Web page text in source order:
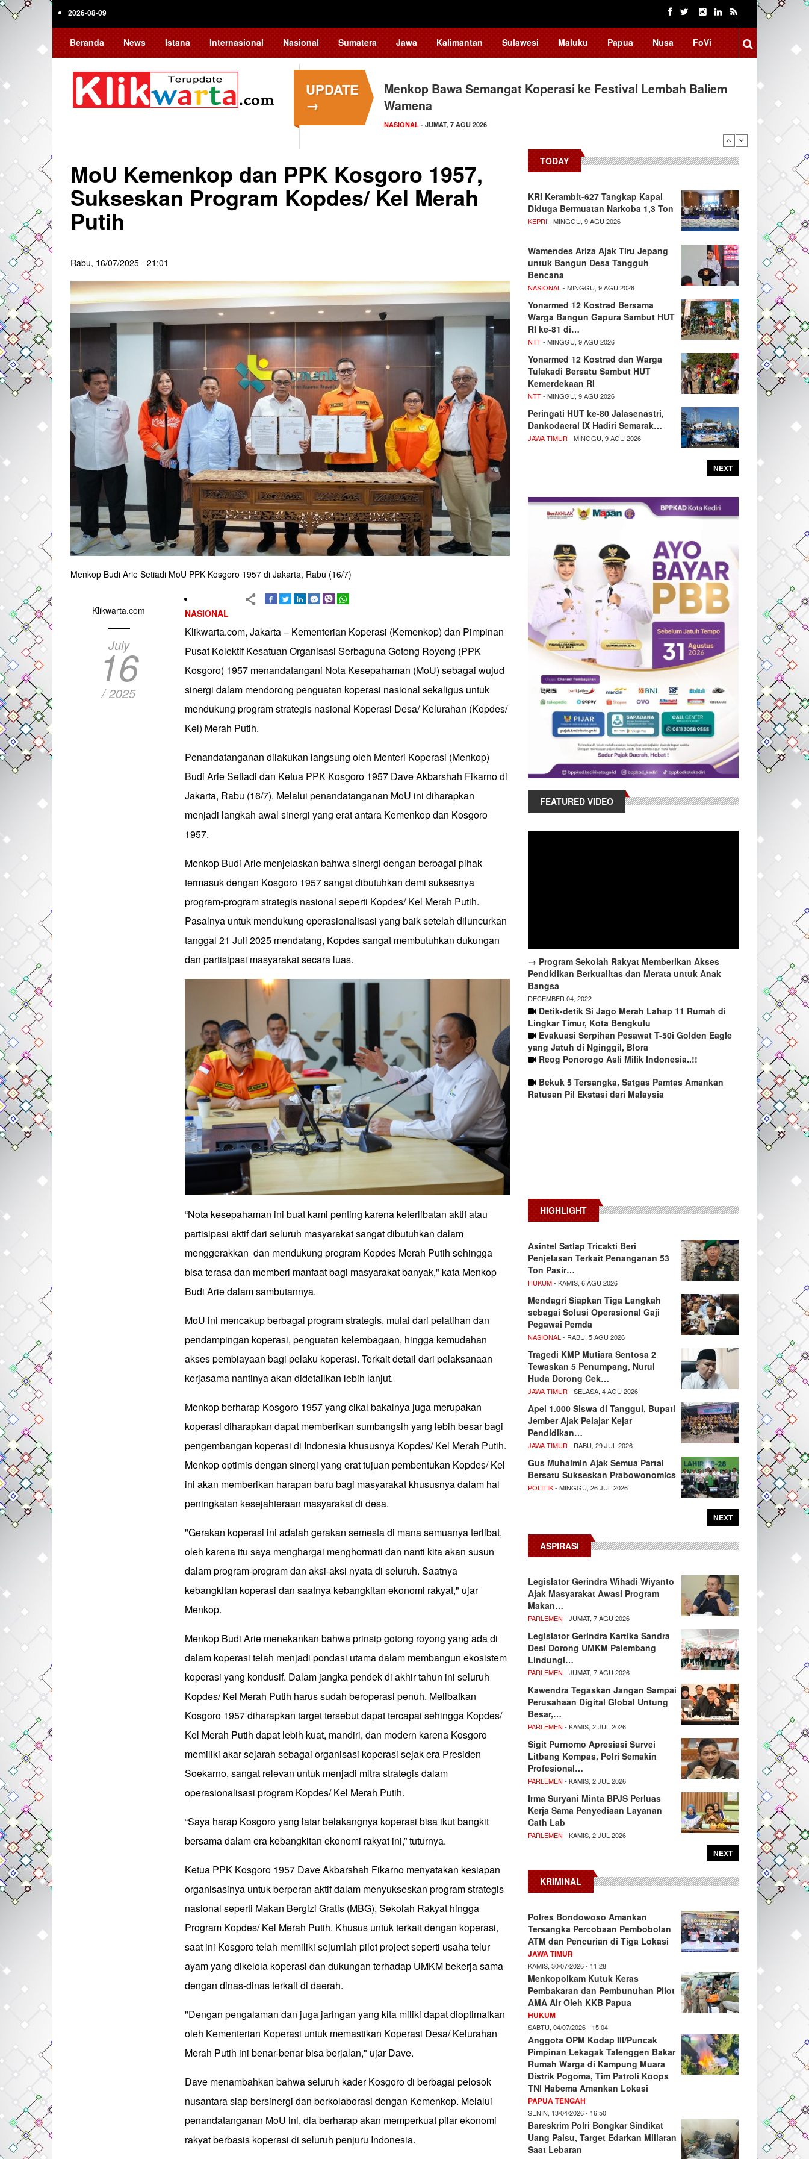
Skip
2026-08-09
Beranda News Istana Internasional Nasional Sumatera Jawa Kalimantan Sulawesi Maluku Papua Nusa FoVi
UPDATE
→
Menkop Bawa Semangat Koperasi ke Festival Lembah Baliem
Wamena
NASIONAL - JUMAT, 7 AGU 2026
Tingkatkan Daya Saing Indonesia, BRIN Fokus Kembangkan
Teknologi…
NASIONAL - JUMAT, 7 AGU 2026
MoU Kemenkop dan PPK Kosgoro 1957,
Sukseskan Program Kopdes/ Kel Merah
Putih
Rabu, 16/07/2025 - 21:01
Menkop Budi Arie Setiadi MoU PPK Kosgoro 1957 di Jakarta, Rabu (16/7)
Klikwarta.com
July
16
/ 2025
NASIONAL
Klikwarta.com, Jakarta – Kementerian Koperasi (Kemenkop) dan Pimpinan
Pusat Kolektif Kesatuan Organisasi Serbaguna Gotong Royong (PPK
Kosgoro) 1957 menandatangani Nota Kesepahaman (MoU) sebagai wujud
sinergi dalam mendorong penguatan koperasi nasional sekaligus untuk
mendukung program strategis nasional Koperasi Desa/ Kelurahan (Kopdes/
Kel) Merah Putih.
Penandatanganan dilakukan langsung oleh Menteri Koperasi (Menkop)
Budi Arie Setiadi dan Ketua PPK Kosgoro 1957 Dave Akbarshah Fikarno di
Jakarta, Rabu (16/7). Melalui penandatanganan MoU ini diharapkan
menjadi langkah awal sinergi yang erat antara Kemenkop dan Kosgoro
1957.
Menkop Budi Arie menjelaskan bahwa sinergi dengan berbagai pihak
termasuk dengan Kosgoro 1957 sangat dibutuhkan demi suksesnya
program-program strategis nasional seperti Kopdes/ Kel Merah Putih.
Pasalnya untuk mendukung operasionalisasi yang baik setelah diluncurkan
tanggal 21 Juli 2025 mendatang, Kopdes sangat membutuhkan dukungan
dan partisipasi masyarakat secara luas.
“Nota kesepahaman ini buat kami penting karena keterlibatan aktif atau
partisipasi aktif dari seluruh masyarakat sangat dibutuhkan dalam
menggerakkan dan mendukung program Kopdes Merah Putih sehingga
bisa terasa dan memberi manfaat bagi masyarakat banyak," kata Menkop
Budi Arie dalam sambutannya.
MoU ini mencakup berbagai program strategis, mulai dari pelatihan dan
pendampingan koperasi, penguatan kelembagaan, hingga kemudahan
akses pembiayaan bagi pelaku koperasi. Terkait detail dari pelaksanaan
kerjasama nantinya akan didetailkan lebih lanjut.
Menkop berharap Kosgoro 1957 yang cikal bakalnya juga merupakan
koperasi diharapkan dapat memberikan sumbangsih yang lebih besar bagi
pengembangan koperasi di Indonesia khususnya Kopdes/ Kel Merah Putih.
Menkop optimis dengan sinergi yang erat tujuan pembentukan Kopdes/ Kel
ini akan memberikan harapan baru bagi masyarakat khususnya dalam hal
peningkatan kesejahteraan masyarakat di desa.
"Gerakan koperasi ini adalah gerakan semesta di mana semuanya terlibat,
oleh karena itu saya menghargai menghormati dan nanti kita akan susun
dalam program-program dan aksi-aksi nyata di seluruh. Saatnya
kebangkitan koperasi dan saatnya kebangkitan ekonomi rakyat," ujar
Menkop.
Menkop Budi Arie menekankan bahwa prinsip gotong royong yang ada di
dalam koperasi telah menjadi pondasi utama dalam membangun ekosistem
koperasi yang kondusif. Dalam jangka pendek di akhir tahun ini seluruh
Kopdes/ Kel Merah Putih harus sudah beroperasi penuh. Melibatkan
Kosgoro 1957 diharapkan target tersebut dapat tercapai sehingga Kopdes/
Kel Merah Putih dapat lebih kuat, mandiri, dan modern karena Kosgoro
memiliki akar sejarah sebagai organisasi koperasi sejak era Presiden
Soekarno, sangat relevan untuk menjadi mitra strategis dalam
operasionalisasi program Kopdes/ Kel Merah Putih.
“Saya harap Kosgoro yang latar belakangnya koperasi bisa ikut bangkit
bersama dalam era kebangkitan ekonomi rakyat ini,” tuturnya.
Ketua PPK Kosgoro 1957 Dave Akbarshah Fikarno menyatakan kesiapan
organisasinya untuk berperan aktif dalam menyukseskan program strategis
nasional seperti Makan Bergizi Gratis (MBG), Sekolah Rakyat hingga
Program Kopdes/ Kel Merah Putih. Khusus untuk terkait dengan koperasi,
saat ini Kosgoro telah memiliki sejumlah pilot project seperti usaha telur
ayam yang dikelola koperasi dan dukungan terhadap UMKM bekerja sama
dengan dinas-dinas terkait di daerah.
"Dengan pengalaman dan juga jaringan yang kita miliki dapat dioptimalkan
oleh Kementerian Koperasi untuk memastikan Koperasi Desa/ Kelurahan
Merah Putih ini benar-benar bisa berjalan," ujar Dave.
Dave menambahkan bahwa seluruh kader Kosgoro di berbagai pelosok
nusantara siap bersinergi dan berkolaborasi dengan Kemenkop. Melalui
penandatanganan MoU ini, dia berharap akan memperkuat pilar ekonomi
rakyat berbasis koperasi di seluruh penjuru Indonesia.
TODAY
KRI Kerambit-627 Tangkap Kapal
Diduga Bermuatan Narkoba 1,3 Ton
KEPRI- MINGGU, 9 AGU 2026
Wamendes Ariza Ajak Tiru Jepang
untuk Bangun Desa Tangguh
Bencana
NASIONAL - MINGGU, 9 AGU 2026
Yonarmed 12 Kostrad Bersama
Warga Bangun Gapura Sambut HUT
RI ke-81 di…
NTT- MINGGU, 9 AGU 2026
Yonarmed 12 Kostrad dan Warga
Tulakadi Bersatu Sambut HUT
Kemerdekaan RI
NTT- MINGGU, 9 AGU 2026
Peringati HUT ke-80 Jalasenastri,
Dankodaeral IX Hadiri Semarak…
JAWA TIMUR - MINGGU, 9 AGU 2026
NEXT
FEATURED VIDEO
→ Program Sekolah Rakyat Memberikan Akses
Pendidikan Berkualitas dan Merata untuk Anak
Bangsa
DECEMBER 04, 2022
Detik-detik Si Jago Merah Lahap 11 Rumah di
Lingkar Timur, Kota Bengkulu
Evakuasi Serpihan Pesawat T-50i Golden Eagle
yang Jatuh di Nginggil, Blora
Reog Ponorogo Asli Milik Indonesia..!!
Bekuk 5 Tersangka, Satgas Pamtas Amankan
Ratusan Pil Ekstasi dari Malaysia
HIGHLIGHT
Asintel Satlap Tricakti Beri
Penjelasan Terkait Penanganan 53
Ton Pasir…
HUKUM- KAMIS, 6 AGU 2026
Mendagri Siapkan Tiga Langkah
sebagai Solusi Operasional Gaji
Pegawai Pemda
NASIONAL - RABU, 5 AGU 2026
Tragedi KMP Mutiara Sentosa 2
Tewaskan 5 Penumpang, Nurul
Huda Dorong Cek…
JAWA TIMUR - SELASA, 4 AGU 2026
Apel 1.000 Siswa di Tanggul, Bupati
Jember Ajak Pelajar Kejar
Pendidikan…
JAWA TIMUR - RABU, 29 JUL 2026
Gus Muhaimin Ajak Semua Partai
Bersatu Sukseskan Prabowonomics
POLITIK- MINGGU, 26 JUL 2026
NEXT
ASPIRASI
Legislator Gerindra Wihadi Wiyanto
Ajak Masyarakat Awasi Program
Makan…
PARLEMEN - JUMAT, 7 AGU 2026
Legislator Gerindra Kartika Sandra
Desi Dorong UMKM Palembang
Lindungi…
PARLEMEN - JUMAT, 7 AGU 2026
Kawendra Tegaskan Jangan Sampai
Perusahaan Digital Global Untung
Besar,…
PARLEMEN - KAMIS, 2 JUL 2026
Sigit Purnomo Apresiasi Survei
Litbang Kompas, Polri Semakin
Profesional…
PARLEMEN - KAMIS, 2 JUL 2026
Irma Suryani Minta BPJS Perluas
Kerja Sama Penyediaan Layanan
Cath Lab
PARLEMEN - KAMIS, 2 JUL 2026
NEXT
KRIMINAL
Polres Bondowoso Amankan
Tersangka Percobaan Pembobolan
ATM dan Pencurian di Tiga Lokasi
JAWA TIMUR
KAMIS, 30/07/2026 - 11:28
Menkopolkam Kutuk Keras
Pembakaran dan Pembunuhan Pilot
AMA Air Oleh KKB Papua
HUKUM
SABTU, 04/07/2026 - 15:04
Anggota OPM Kodap III/Puncak
Pimpinan Lekagak Talenggen Bakar
Rumah Warga di Kampung Muara
Distrik Pogoma, Tim Patroli Koops
TNI Habema Amankan Lokasi
PAPUA TENGAH
SENIN, 13/04/2026 - 16:50
Bareskrim Polri Bongkar Sindikat
Uang Palsu, Target Edarkan Miliaran
Saat Lebaran